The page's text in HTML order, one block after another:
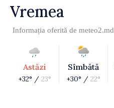
Vremea
Informația oferită de meteo2.md
Astăzi
+32° / 23°
Sîmbătă
+30° / 22°